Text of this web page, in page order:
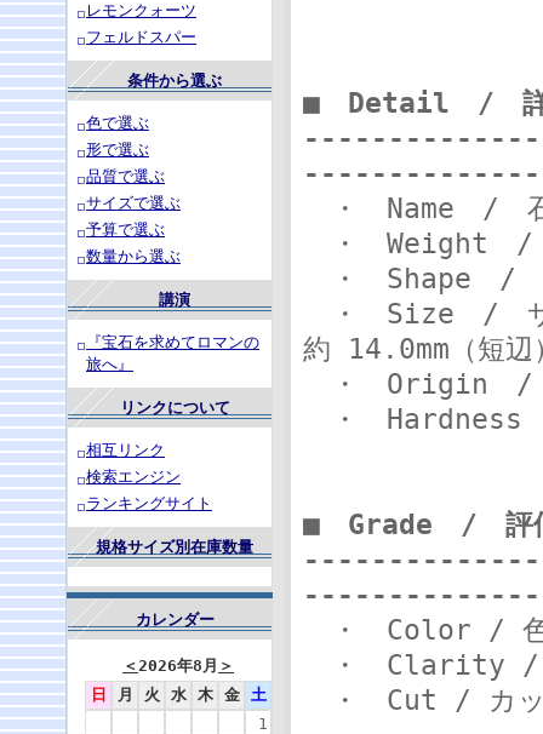
レモンクォーツ
フェルドスパー
条件から選ぶ
色で選ぶ
形で選ぶ
品質で選ぶ
サイズで選ぶ
予算で選ぶ
数量から選ぶ
講演
『宝石を求めてロマンの
旅へ』
リンクについて
相互リンク
検索エンジン
ランキングサイト
規格サイズ別在庫数量
カレンダー
＜2026年8月 ＞
日
月 火 水 木 金
土
1
■ Detail /
・ Name /
・ Weight
・ Shape /
・ Size / サ
約 14.0mm（短
・ Origin /
・
■ Grade / 評
・ Color
・ Clarity /
・ Cut /